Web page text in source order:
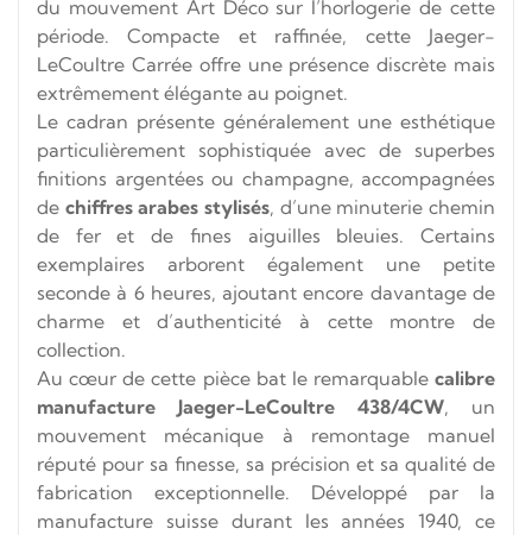
du mouvement Art Déco sur l’horlogerie de cette
période. Compacte et raffinée, cette Jaeger-
LeCoultre Carrée offre une présence discrète mais
extrêmement élégante au poignet.
Le cadran présente généralement une esthétique
particulièrement sophistiquée avec de superbes
finitions argentées ou champagne, accompagnées
de chiffres arabes stylisés, d’une minuterie chemin
de fer et de fines aiguilles bleuies. Certains
exemplaires arborent également une petite
seconde à 6 heures, ajoutant encore davantage de
charme et d’authenticité à cette montre de
collection.
Au cœur de cette pièce bat le remarquable calibre
manufacture Jaeger-LeCoultre 438/4CW, un
mouvement mécanique à remontage manuel
réputé pour sa finesse, sa précision et sa qualité de
fabrication exceptionnelle. Développé par la
manufacture suisse durant les années 1940, ce